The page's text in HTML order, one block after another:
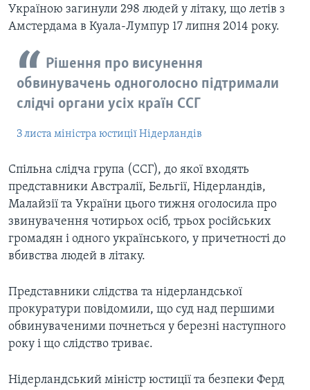
Україною загинули 298 людей у літаку, що летів з
Амстердама в Куала-Лумпур 17 липня 2014 року.
Рішення про висунення
обвинувачень одноголосно підтримали
слідчі органи усіх країн ССГ
З листа міністра юстиції Нідерландів
Спільна слідча група (ССГ), до якої входять
представники Австралії, Бельгії, Нідерландів,
Малайзії та України цього тижня оголосила про
звинувачення чотирьох осіб, трьох російських
громадян і одного українського, у причетності до
вбивства людей в літаку.
Представники слідства та нідерландської
прокуратури повідомили, що суд над першими
обвинуваченими почнеться у березні наступного
року і що слідство триває.
Нідерландський міністр юстиції та безпеки Ферд